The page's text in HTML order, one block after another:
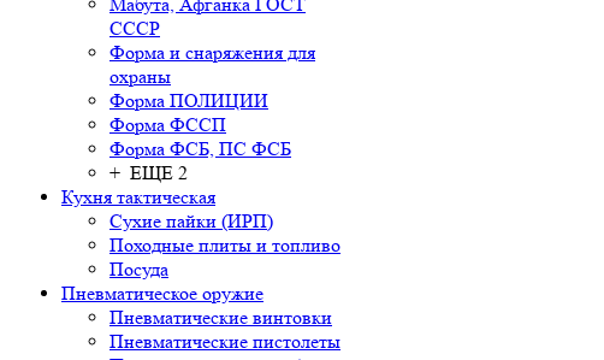
СССР
Форма и снаряжения для
охраны
Форма ПОЛИЦИИ
Форма ФССП
Форма ФСБ, ПС ФСБ
+ ЕЩЕ 2
Кухня тактическая
Сухие пайки (ИРП)
Походные плиты и топливо
Посуда
Пневматическое оружие
Пневматические винтовки
Пневматические пистолеты